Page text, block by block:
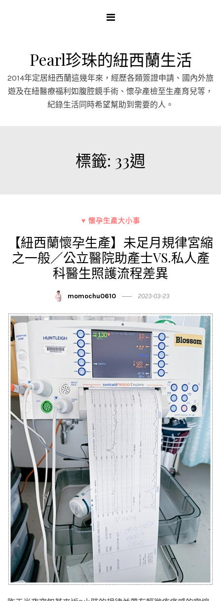
Pearl珍珠的紐西蘭生活
2014年定居紐西蘭這幾年來，經歷各類簽證申請、國內外旅
遊及在紐醫療福利如腹腔鏡手術、懷孕產檢至生產育兒等，
紀錄生活同時希望幫助到需要的人。
標籤: 33週
♥ 懷孕生產大小事
【紐西蘭懷孕生產】未足月規律宮縮
之一般／公立醫院助產士VS.私人產
科醫生照護流程差異
momochu0610 2023-03-23